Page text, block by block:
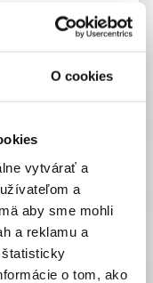
O cookies
vytvárať a
a
aby sme mohli
a reklamu a
o tom, ako